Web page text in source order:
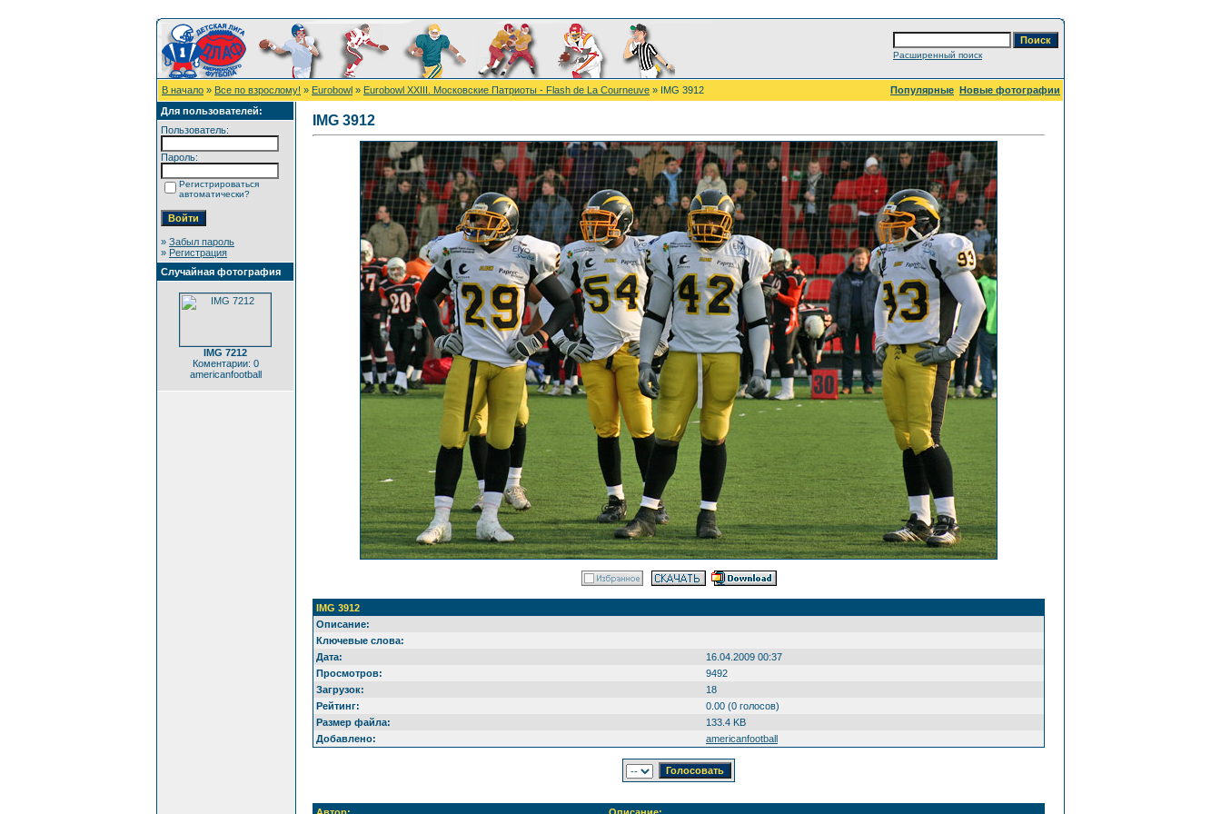
Расширенный поиск
В начало » Все по взрослому! » Eurobowl » Eurobowl XXIII. Московские Патриоты - Flash de La Courneuve » IMG 3912 Популярные Новые фотографии
Для пользователей:
Пользователь:
Пароль:
Регистрироваться
автоматически?
» Забыл пароль
» Регистрация
Случайная фотография
IMG 7212
Коментарии: 0
americanfootball
IMG 3912
IMG 3912
Описание:
Ключевые слова:
Дата:
16.04.2009 00:37
Просмотров:
9492
Загрузок:
18
Рейтинг:
0.00 (0 голосов)
Размер файла:
133.4 KB
Добавлено:
americanfootball